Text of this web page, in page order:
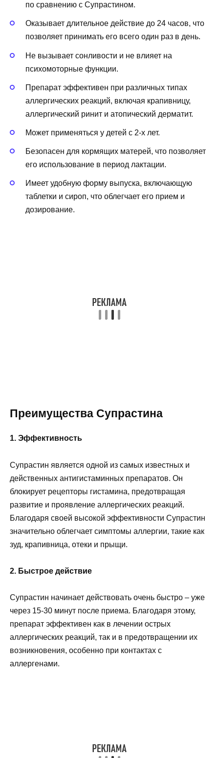
по сравнению с Супрастином.
Оказывает длительное действие до 24 часов, что
позволяет принимать его всего один раз в день.
Не вызывает сонливости и не влияет на
психомоторные функции.
Препарат эффективен при различных типах
аллергических реакций, включая крапивницу,
аллергический ринит и атопический дерматит.
Может применяться у детей с 2-х лет.
Безопасен для кормящих матерей, что позволяет
его использование в период лактации.
Имеет удобную форму выпуска, включающую
таблетки и сироп, что облегчает его прием и
дозирование.
Преимущества Супрастина
1. Эффективность
Супрастин является одной из самых известных и
действенных антигистаминных препаратов. Он
блокирует рецепторы гистамина, предотвращая
развитие и проявление аллергических реакций.
Благодаря своей высокой эффективности Супрастин
значительно облегчает симптомы аллергии, такие как
зуд, крапивница, отеки и прыщи.
2. Быстрое действие
Супрастин начинает действовать очень быстро – уже
через 15-30 минут после приема. Благодаря этому,
препарат эффективен как в лечении острых
аллергических реакций, так и в предотвращении их
возникновения, особенно при контактах с
аллергенами.